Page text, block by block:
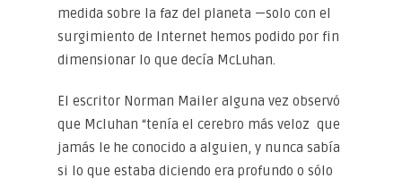
medida sobre la faz del planeta —solo con el
surgimiento de Internet hemos podido por fin
dimensionar lo que decía McLuhan.
El escritor Norman Mailer alguna vez observó
que Mcluhan “tenía el cerebro más veloz que
jamás le he conocido a alguien, y nunca sabía
si lo que estaba diciendo era profundo o sólo